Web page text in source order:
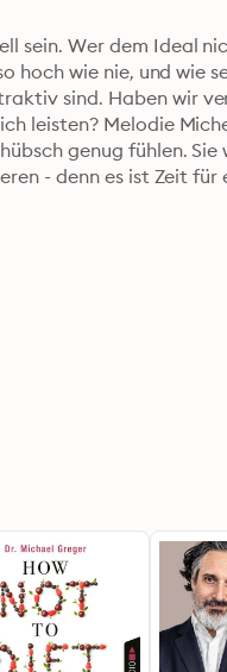
sein. Wer dem Ideal
hoch wie nie, und wie
sind. Haben wir
leisten? Melodie
genug fühlen. Sie
- denn es ist Zeit für